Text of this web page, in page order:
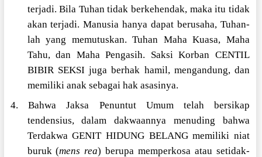
terjadi. Bila Tuhan tidak berkehendak, maka itu tidak
akan terjadi. Manusia hanya dapat berusaha, Tuhan-
lah yang memutuskan. Tuhan Maha Kuasa, Maha
Tahu, dan Maha Pengasih. Saksi Korban CENTIL
BIBIR SEKSI juga berhak hamil, mengandung, dan
memiliki anak sebagai hak asasinya.
4. Bahwa Jaksa Penuntut Umum telah bersikap
tendensius, dalam dakwaannya menuding bahwa
Terdakwa GENIT HIDUNG BELANG memiliki niat
buruk (mens rea) berupa memperkosa atau setidak-